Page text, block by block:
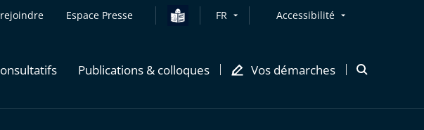
Espace Presse FR Accessibilité
Publications & colloques Vos démarches
Ouvrir